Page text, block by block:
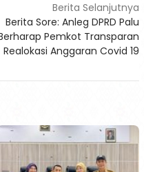
Berita Selanjutnya
Berita Sore: Anleg DPRD Palu
Pemkot Transparan
Realokasi Anggaran Covid 19